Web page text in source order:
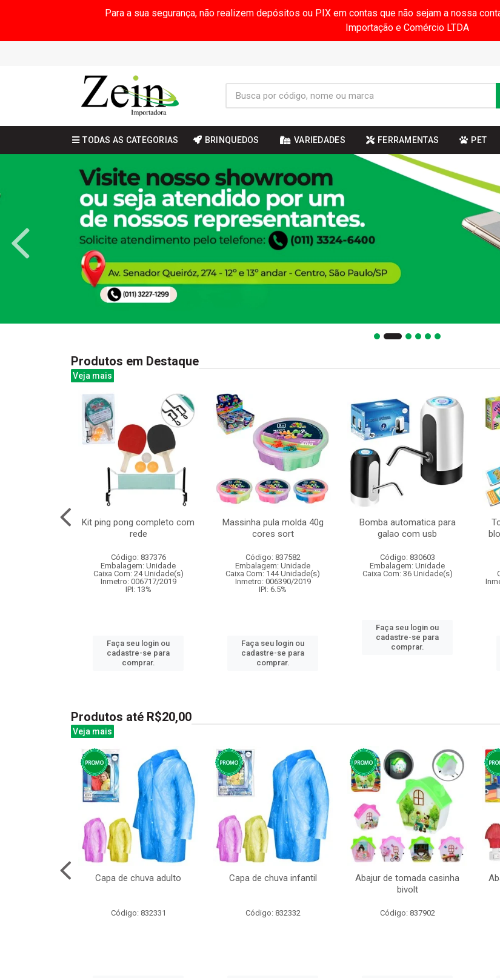
Para a sua segurança, não realizem depósitos ou PIX em contas que não sejam a nossa
Importação e Comércio LTDA
TODAS AS CATEGORIAS BRINQUEDOS VARIEDADES FERRAMENTAS PET
Produtos em Destaque
Veja mais
Kit ping pong completo com
rede
Código: 837376
Embalagem: Unidade
Caixa Com: 24 Unidade(s)
Inmetro: 006717/2019
IPI: 13%
Faça seu login ou
cadastre-se para
comprar.
Massinha pula molda 40g
cores sort
Código: 837582
Embalagem: Unidade
Caixa Com: 144 Unidade(s)
Inmetro: 006390/2019
IPI: 6.5%
Faça seu login ou
cadastre-se para
comprar.
Bomba automatica para
galao com usb
Código: 830603
Embalagem: Unidade
Caixa Com: 36 Unidade(s)
Faça seu login ou
cadastre-se para
comprar.
Produtos até R$20,00
Veja mais
Capa de chuva adulto
Código: 832331
Capa de chuva infantil
Código: 832332
Abajur de tomada casinha
bivolt
Código: 837902